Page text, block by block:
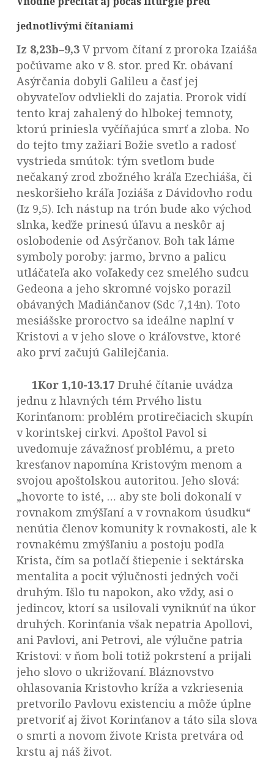
jednotlivými čítaniami
Iz 8,23b–9,3V prvom čítaní z proroka Izaiáša
počúvame ako v 8. stor. pred Kr. obávaní
Asýrčania dobyli Galileu a časť jej
obyvateľov odvliekli do zajatia. Prorok vidí
tento kraj zahalený do hlbokej temnoty,
ktorú priniesla vyčíňajúca smrť a zloba. No
do tejto tmy zažiari Božie svetlo a radosť
vystrieda smútok: tým svetlom bude
nečakaný zrod zbožného kráľa Ezechiáša, či
neskoršieho kráľa Joziáša z Dávidovho rodu
(Iz 9,5). Ich nástup na trón bude ako východ
slnka, keďže prinesú úľavu a neskôr aj
oslobodenie od Asýrčanov. Boh tak láme
symboly poroby: jarmo, brvno a palicu
utláčateľa ako voľakedy cez smelého sudcu
Gedeona a jeho skromné vojsko porazil
obávaných Madiánčanov (Sdc 7,14n). Toto
mesiášske proroctvo sa ideálne naplní v
Kristovi a v jeho slove o kráľovstve, ktoré
ako prví začujú Galilejčania.
1Kor 1,10-13.17 Druhé čítanie uvádza
jednu z hlavných tém Prvého listu
Korinťanom: problém protirečiacich skupín
v korintskej cirkvi. Apoštol Pavol si
uvedomuje závažnosť problému, a preto
kresťanov napomína Kristovým menom a
svojou apoštolskou autoritou. Jeho slová:
„hovorte to isté, … aby ste boli dokonalí v
rovnakom zmýšľaní a v rovnakom úsudku“
nenútia členov komunity k rovnakosti, ale k
rovnakému zmýšľaniu a postoju podľa
Krista, čím sa potlačí štiepenie i sektárska
mentalita a pocit výlučnosti jedných voči
druhým. Išlo tu napokon, ako vždy, asi o
jedincov, ktorí sa usilovali vyniknúť na úkor
druhých. Korinťania však nepatria Apollovi,
ani Pavlovi, ani Petrovi, ale výlučne patria
Kristovi: v ňom boli totiž pokrstení a prijali
jeho slovo o ukrižovaní. Bláznovstvo
ohlasovania Kristovho kríža a vzkriesenia
pretvorilo Pavlovu existenciu a môže úplne
pretvoriť aj život Korinťanov a táto sila slova
o smrti a novom živote Krista pretvára od
krstu aj náš život.